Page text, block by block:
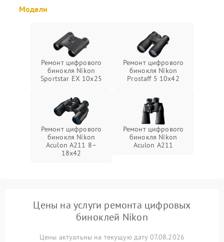
Модели
Ремонт цифрового
бинокля Nikon
Sportstar EX 10x25
Ремонт цифрового
бинокля Nikon
Prostaff 5 10x42
Ремонт цифрового
бинокля Nikon
Aculon A211 8–
18x42
Ремонт цифрового
бинокля Nikon
Aculon A211
Цены на услуги ремонта цифровых
биноклей Nikon
Цены актуальны на текущую дату 07.08.2026